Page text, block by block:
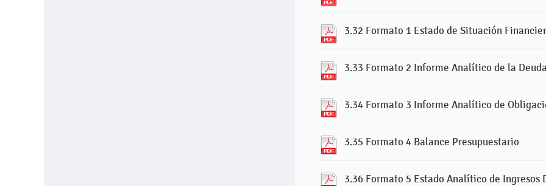
3.32 Formato 1 Estado de Situación
3.33 Formato 2 Informe Analítico de la
3.34 Formato 3 Informe Analítico de
3.35 Formato 4 Balance Presupuestario
3.36 Formato 5 Estado Analítico de Ingresos